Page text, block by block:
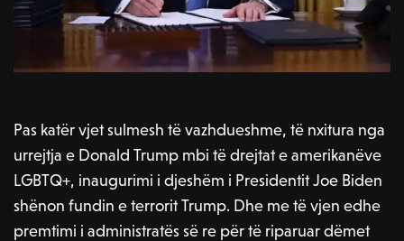
Pas katër vjet sulmesh të vazhdueshme, të nxitura nga
urrejtja e Donald Trump mbi të drejtat e amerikanëve
LGBTQ+, inaugurimi i djeshëm i Presidentit Joe Biden
shënon fundin e terrorit Trump. Dhe me të vjen edhe
premtimi i administratës së re për të riparuar dëmet